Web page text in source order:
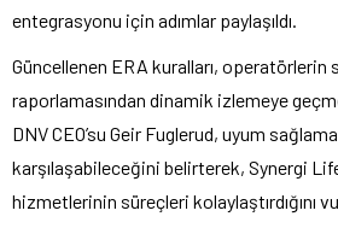
entegrasyonu için adımlar paylaşıldı.
Güncellenen ERA kuralları,
raporlamasından dinamik izlemeye
DNV CEO’su Geir Fuglerud, uyum
karşılaşabileceğini belirterek, Synergi Life
hizmetlerinin süreçleri kolaylaştırdığını